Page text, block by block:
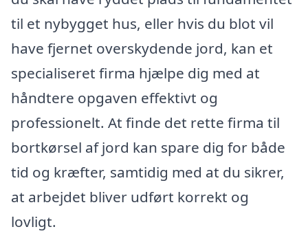
til et nybygget hus, eller hvis du blot vil
have fjernet overskydende jord, kan et
specialiseret firma hjælpe dig med at
håndtere opgaven effektivt og
professionelt. At finde det rette firma til
bortkørsel af jord kan spare dig for både
tid og kræfter, samtidig med at du sikrer,
at arbejdet bliver udført korrekt og
lovligt.